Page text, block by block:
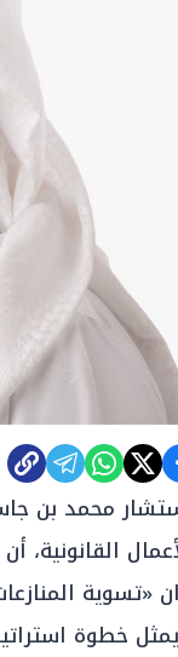
محمد بن
القانونية،
يمثل خطوة